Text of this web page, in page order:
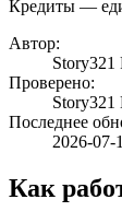
Кредиты —
Автор:
Story321
Проверено:
Story321
Последнее
2026-07-
Как